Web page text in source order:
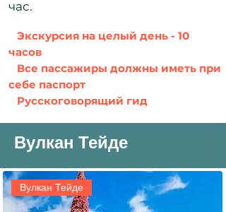
час.
Экскурсия на целый день - 10
часов
Все пассажиры должны иметь при
себе паспорт
Русскоговорящий гид
Вулкан Тейде
Вулкан Тейде